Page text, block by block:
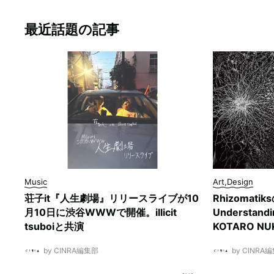
最近話題の記事
Music
荘子it『人生劇場』リリースライブが10
月10日に渋谷WWWで開催。illicit
tsuboiと共演
by CINRA編集部
Art,Design
KOTARO
by CINRA編